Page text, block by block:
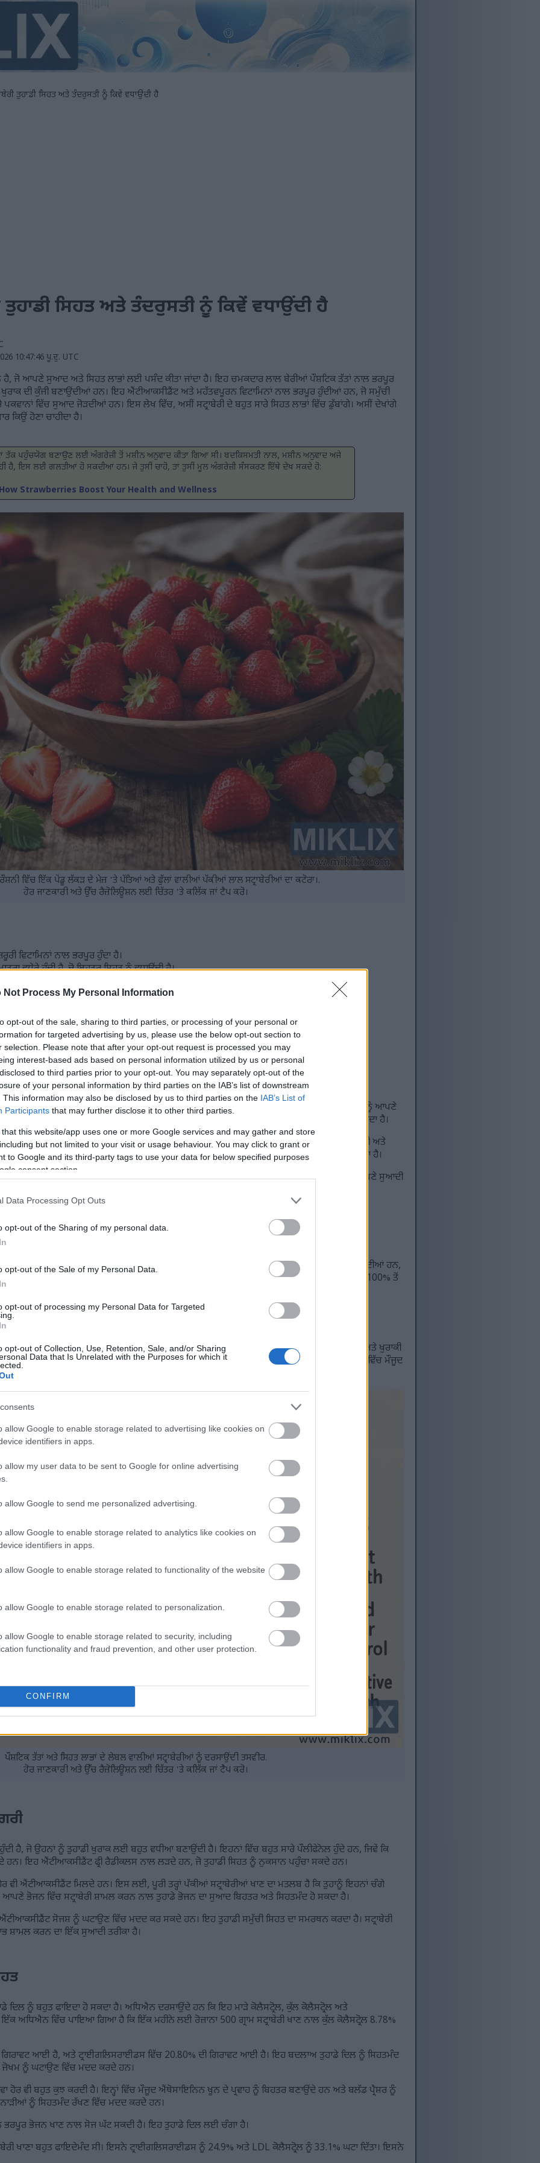
Not Process My Personal Information
opt-out of the sale, sharing to third parties, or processing of your personal or
for targeted advertising by us, please use the below opt-out section to
selection. Please note that after your opt-out request is processed you may
interest-based ads based on personal information utilized by us or personal
to third parties prior to your opt-out. You may separately opt-out of the
of your personal information by third parties on the IAB’s list of downstream
This information may also be disclosed by us to third parties on the IAB’s List of
Participants that may further disclose it to other third parties.
that this website/app uses one or more Google services and may gather and store
but not limited to your visit or usage behaviour. You may click to grant or
to Google and its third-party tags to use your data for below specified purposes
consent section.
Data Processing Opt Outs
opt-out of the Sharing of my personal data.
opt-out of the Sale of my Personal Data.
opt-out of processing my Personal Data for Targeted
opt-out of Collection, Use, Retention, Sale, and/or Sharing
Data that Is Unrelated with the Purposes for which it
allow Google to enable storage related to advertising like cookies on
identifiers in apps.
allow my user data to be sent to Google for online advertising
allow Google to send me personalized advertising.
allow Google to enable storage related to analytics like cookies on
identifiers in apps.
allow Google to enable storage related to functionality of the website
allow Google to enable storage related to personalization.
allow Google to enable storage related to security, including
functionality and fraud prevention, and other user protection.
CONFIRM
ਤੁਹਾਡੀ ਸਿਹਤ ਅਤੇ ਤੰਦਰੁਸਤੀ ਨੂੰ ਕਿਵੇਂ ਵਧਾਉਂਦੀ ਹੈ
ਤੁਹਾਡੀ ਸਿਹਤ ਅਤੇ ਤੰਦਰੁਸਤੀ ਨੂੰ ਕਿਵੇਂ ਵਧਾਉਂਦੀ ਹੈ
10:47:46 ਪੂ.ਦੁ. UTC
ਹੈ, ਜੋ ਆਪਣੇ ਸੁਆਦ ਅਤੇ ਸਿਹਤ ਲਾਭਾਂ ਲਈ ਪਸੰਦ ਕੀਤਾ ਜਾਂਦਾ ਹੈ। ਇਹ ਚਮਕਦਾਰ ਲਾਲ ਬੇਰੀਆਂ ਪੌਸ਼ਟਿਕ ਤੱਤਾਂ ਨਾਲ ਭਰਪੂਰ
ਦੀ ਕੁੰਜੀ ਬਣਾਉਂਦੀਆਂ ਹਨ। ਇਹ ਐਂਟੀਆਕਸੀਡੈਂਟ ਅਤੇ ਮਹੱਤਵਪੂਰਨ ਵਿਟਾਮਿਨਾਂ ਨਾਲ ਭਰਪੂਰ ਹੁੰਦੀਆਂ ਹਨ, ਜੋ ਸਮੁੱਚੀ
ਵਿੱਚ ਸੁਆਦ ਜੋੜਦੀਆਂ ਹਨ। ਇਸ ਲੇਖ ਵਿੱਚ, ਅਸੀਂ ਸਟ੍ਰਾਬੇਰੀ ਦੇ ਬਹੁਤ ਸਾਰੇ ਸਿਹਤ ਲਾਭਾਂ ਵਿੱਚ ਡੁੱਬਾਂਗੇ। ਅਸੀਂ ਦੇਖਾਂਗੇ
ਕਿਉਂ ਹੋਣਾ ਚਾਹੀਦਾ ਹੈ।
ਪਹੁੰਚਯੋਗ ਬਣਾਉਣ ਲਈ ਅੰਗਰੇਜ਼ੀ ਤੋਂ ਮਸ਼ੀਨ ਅਨੁਵਾਦ ਕੀਤਾ ਗਿਆ ਸੀ। ਬਦਕਿਸਮਤੀ ਨਾਲ, ਮਸ਼ੀਨ ਅਨੁਵਾਦ ਅਜੇ
ਹੈ, ਇਸ ਲਈ ਗਲਤੀਆਂ ਹੋ ਸਕਦੀਆਂ ਹਨ। ਜੇ ਤੁਸੀਂ ਚਾਹੋ, ਤਾਂ ਤੁਸੀਂ ਮੂਲ ਅੰਗਰੇਜ਼ੀ ਸੰਸਕਰਣ ਇੱਥੇ ਦੇਖ ਸਕਦੇ ਹੋ:
Strawberries Boost Your Health and Wellness
ਵਿੱਚ ਇੱਕ ਪੇਂਡੂ ਲੱਕੜ ਦੇ ਮੇਜ਼ 'ਤੇ ਪੱਤਿਆਂ ਅਤੇ ਫੁੱਲਾਂ ਵਾਲੀਆਂ ਪੱਕੀਆਂ ਲਾਲ ਸਟ੍ਰਾਬੇਰੀਆਂ ਦਾ ਕਟੋਰਾ।.
ਹੋਰ ਜਾਣਕਾਰੀ ਅਤੇ ਉੱਚ ਰੈਜ਼ੋਲਿਊਸ਼ਨ ਲਈ ਚਿੱਤਰ 'ਤੇ ਕਲਿੱਕ ਜਾਂ ਟੈਪ ਕਰੋ।
ਵਿਟਾਮਿਨਾਂ ਨਾਲ ਭਰਪੂਰ ਹੁੰਦਾ ਹੈ।
ਵਧੇਰੇ ਹੁੰਦੀ ਹੈ, ਜੋ ਬਿਹਤਰ ਸਿਹਤ ਨੂੰ ਵਧਾਉਂਦੀ ਹੈ।
ਸਿਹਤ ਨੂੰ ਵਧਾ ਸਕਦਾ ਹੈ।
ਵਿੱਚ ਸੁਧਾਰ ਦਾ ਸਮਰਥਨ ਕਰਦੀ ਹੈ।
ਮਜ਼ਬੂਤ ਕਰਨ ਵਿੱਚ ਮਦਦ ਕਰ ਸਕਦਾ ਹੈ।
ਹਨ ਜੋ ਸਮੁੱਚੀ ਸਿਹਤ ਲਈ ਫਾਇਦੇਮੰਦ ਹੁੰਦੇ ਹਨ।
ਕਰਨ ਨਾਲ ਅੰਤੜੀਆਂ ਦੀ ਸਿਹਤ ਵਿੱਚ ਸੁਧਾਰ ਹੁੰਦਾ ਹੈ।
ਸੁਆਦ ਅਤੇ ਚਮਕਦਾਰ ਲਾਲ ਰੰਗ ਲਈ ਜਾਣਿਆ ਜਾਂਦਾ ਹੈ। ਇਹ ਗੁਲਾਬ ਪਰਿਵਾਰ ਨਾਲ ਸਬੰਧਤ ਹਨ, ਜੋ ਉਹਨਾਂ ਨੂੰ ਆਪਣੇ
ਇਹ ਫਲ ਦੁਨੀਆ ਭਰ ਦੇ ਸਮਸ਼ੀਨ ਮੌਸਮ ਵਿੱਚ ਚੰਗੀ ਤਰ੍ਹਾਂ ਉੱਗਦਾ ਹੈ, ਬਹੁਤ ਸਾਰੇ ਪਕਵਾਨਾਂ ਵਿੱਚ ਪਸੰਦ ਕੀਤਾ ਜਾਂਦਾ ਹੈ।
ਹੁੰਦੀ; ਇਹ ਤੁਹਾਡੇ ਲਈ ਵੀ ਚੰਗੀਆਂ ਹੁੰਦੀਆਂ ਹਨ। ਇਨ੍ਹਾਂ ਵਿੱਚ ਕੈਲੋਰੀ ਅਤੇ ਖੰਡ ਘੱਟ ਹੁੰਦੀ ਹੈ ਪਰ ਇਹ ਵਿਟਾਮਿਨ ਸੀ ਅਤੇ
ਇਨ੍ਹਾਂ ਵਿੱਚ ਐਂਟੀਆਕਸੀਡੈਂਟ ਹੁੰਦੇ ਹਨ। ਇਹ ਇਨ੍ਹਾਂ ਨੂੰ ਸਿਹਤਮੰਦ ਸਨੈਕ ਲਈ ਇੱਕ ਵਧੀਆ ਵਿਕਲਪ ਬਣਾਉਂਦਾ ਹੈ।
ਉਗਾ ਰਹੇ ਹਨ। ਅੱਜ, ਇਹ ਦੁਨੀਆ ਭਰ ਵਿੱਚ ਸਭ ਤੋਂ ਵੱਧ ਪਸੰਦ ਕੀਤੇ ਜਾਣ ਵਾਲੇ ਬੇਰੀਆਂ ਵਿੱਚੋਂ ਇੱਕ ਹਨ। ਇਹਨਾਂ ਨੂੰ ਆਪਣੇ ਸੁਆਦੀ
ਹੈ।
ਪ੍ਰੋਫਾਈਲ
ਹੈ, ਜੋ ਉਹਨਾਂ ਨੂੰ ਇੱਕ ਸੁਆਦੀ ਅਤੇ ਸਿਹਤਮੰਦ ਸਨੈਕ ਬਣਾਉਂਦੀ ਹੈ। ਇੱਕ ਕੱਪ ਸਰਵਿੰਗ ਵਿੱਚ ਲਗਭਗ 45 ਕੈਲੋਰੀਆਂ ਹੁੰਦੀਆਂ ਹਨ,
ਇਹ ਵਿਟਾਮਿਨ ਸੀ ਦਾ ਇੱਕ ਵਧੀਆ ਸਰੋਤ ਵੀ ਹਨ, ਜੋ ਤੁਹਾਨੂੰ ਇੱਕ ਸਰਵਿੰਗ ਵਿੱਚ ਤੁਹਾਡੀਆਂ ਰੋਜ਼ਾਨਾ ਜ਼ਰੂਰਤਾਂ ਦਾ 100% ਤੋਂ
ਸਿਹਤਮੰਦ ਚਮੜੀ ਅਤੇ ਸਮੁੱਚੀ ਸਿਹਤ ਲਈ ਮਹੱਤਵਪੂਰਨ ਹੈ। ਸਟ੍ਰਾਬੇਰੀ ਵਿੱਚ ਮੈਂਗਨੀਜ਼ ਵੀ ਹੁੰਦਾ ਹੈ, ਜੋ ਹੱਡੀਆਂ ਅਤੇ
ਵਿੱਚ ਫੋਲੇਟ ਸੈੱਲ ਵਿਕਾਸ ਅਤੇ ਟਿਸ਼ੂ ਮੁਰੰਮਤ ਦਾ ਸਮਰਥਨ ਕਰਦਾ ਹੈ, ਜੋ ਹਰ ਉਮਰ ਦੇ ਲੋਕਾਂ ਨੂੰ ਲਾਭ ਪਹੁੰਚਾਉਂਦਾ ਹੈ।
ਨੂੰ ਕੰਟਰੋਲ ਕਰਨ ਵਿੱਚ ਮਦਦ ਕਰਦਾ ਹੈ ਅਤੇ ਦਿਲ ਦੀ ਸਿਹਤ ਦਾ ਸਮਰਥਨ ਕਰਦਾ ਹੈ। ਸਟ੍ਰਾਬੇਰੀ ਐਂਟੀਆਕਸੀਡੈਂਟ ਅਤੇ ਖੁਰਾਕੀ
ਆਕਸੀਡੇਟਿਵ ਤਣਾਅ ਨਾਲ ਲੜਦੇ ਹਨ, ਜਿਸ ਨਾਲ ਪੁਰਾਣੀਆਂ ਬਿਮਾਰੀਆਂ ਹੋ ਸਕਦੀਆਂ ਹਨ। ਸਟ੍ਰਾਬੇਰੀ ਵਿੱਚ ਮੌਜੂਦ
ਹੈ ਅਤੇ ਬਲੱਡ ਸ਼ੂਗਰ ਦੇ ਪੱਧਰ ਨੂੰ ਕੰਟਰੋਲ ਕਰਨ ਵਿੱਚ ਮਦਦ ਕਰਦਾ ਹੈ।
ਪੌਸ਼ਟਿਕ ਤੱਤਾਂ ਅਤੇ ਸਿਹਤ ਲਾਭਾਂ ਦੇ ਲੇਬਲ ਵਾਲੀਆਂ ਸਟ੍ਰਾਬੇਰੀਆਂ ਨੂੰ ਦਰਸਾਉਂਦੀ ਤਸਵੀਰ.
ਹੋਰ ਜਾਣਕਾਰੀ ਅਤੇ ਉੱਚ ਰੈਜ਼ੋਲਿਊਸ਼ਨ ਲਈ ਚਿੱਤਰ 'ਤੇ ਕਲਿੱਕ ਜਾਂ ਟੈਪ ਕਰੋ।
ਹੈ, ਜੋ ਉਹਨਾਂ ਨੂੰ ਤੁਹਾਡੀ ਖੁਰਾਕ ਲਈ ਬਹੁਤ ਵਧੀਆ ਬਣਾਉਂਦੀ ਹੈ। ਇਹਨਾਂ ਵਿੱਚ ਬਹੁਤ ਸਾਰੇ ਪੌਲੀਫੇਨੋਲ ਹੁੰਦੇ ਹਨ, ਜਿਵੇਂ ਕਿ
ਇਹ ਐਂਟੀਆਕਸੀਡੈਂਟ ਫ੍ਰੀ ਰੈਡੀਕਲਸ ਨਾਲ ਲੜਦੇ ਹਨ, ਜੋ ਤੁਹਾਡੀ ਸਿਹਤ ਨੂੰ ਨੁਕਸਾਨ ਪਹੁੰਚਾ ਸਕਦੇ ਹਨ।
ਵੀ ਐਂਟੀਆਕਸੀਡੈਂਟ ਮਿਲਦੇ ਹਨ। ਇਸ ਲਈ, ਪੂਰੀ ਤਰ੍ਹਾਂ ਪੱਕੀਆਂ ਸਟ੍ਰਾਬੇਰੀਆਂ ਖਾਣ ਦਾ ਮਤਲਬ ਹੈ ਕਿ ਤੁਹਾਨੂੰ ਇਹਨਾਂ ਚੰਗੇ
ਆਪਣੇ ਭੋਜਨ ਵਿੱਚ ਸਟ੍ਰਾਬੇਰੀ ਸ਼ਾਮਲ ਕਰਨ ਨਾਲ ਤੁਹਾਡੇ ਭੋਜਨ ਦਾ ਸੁਆਦ ਬਿਹਤਰ ਅਤੇ ਸਿਹਤਮੰਦ ਹੋ ਸਕਦਾ ਹੈ।
ਸੋਜਸ਼ ਨੂੰ ਘਟਾਉਣ ਵਿੱਚ ਮਦਦ ਕਰ ਸਕਦੇ ਹਨ। ਇਹ ਤੁਹਾਡੀ ਸਮੁੱਚੀ ਸਿਹਤ ਦਾ ਸਮਰਥਨ ਕਰਦਾ ਹੈ। ਸਟ੍ਰਾਬੇਰੀ
ਸ਼ਾਮਲ ਕਰਨ ਦਾ ਇੱਕ ਸੁਆਦੀ ਤਰੀਕਾ ਹੈ।
ਦਿਲ ਨੂੰ ਬਹੁਤ ਫਾਇਦਾ ਹੋ ਸਕਦਾ ਹੈ। ਅਧਿਐਨ ਦਰਸਾਉਂਦੇ ਹਨ ਕਿ ਇਹ ਮਾੜੇ ਕੋਲੈਸਟ੍ਰੋਲ, ਕੁੱਲ ਕੋਲੈਸਟ੍ਰੋਲ ਅਤੇ
ਅਧਿਐਨ ਵਿੱਚ ਪਾਇਆ ਗਿਆ ਹੈ ਕਿ ਇੱਕ ਮਹੀਨੇ ਲਈ ਰੋਜ਼ਾਨਾ 500 ਗ੍ਰਾਮ ਸਟ੍ਰਾਬੇਰੀ ਖਾਣ ਨਾਲ ਕੁੱਲ ਕੋਲੈਸਟ੍ਰੋਲ 8.78%
ਆਈ ਹੈ, ਅਤੇ ਟ੍ਰਾਈਗਲਿਸਰਾਈਡਸ ਵਿੱਚ 20.80% ਦੀ ਗਿਰਾਵਟ ਆਈ ਹੈ। ਇਹ ਬਦਲਾਅ ਤੁਹਾਡੇ ਦਿਲ ਨੂੰ ਸਿਹਤਮੰਦ
ਜੋਖਮ ਨੂੰ ਘਟਾਉਣ ਵਿੱਚ ਮਦਦ ਕਰਦੇ ਹਨ।
ਹੋਰ ਵੀ ਬਹੁਤ ਕੁਝ ਕਰਦੀ ਹੈ। ਇਨ੍ਹਾਂ ਵਿੱਚ ਮੌਜੂਦ ਐਂਥੋਸਾਇਨਿਨ ਖੂਨ ਦੇ ਪ੍ਰਵਾਹ ਨੂੰ ਬਿਹਤਰ ਬਣਾਉਂਦੇ ਹਨ ਅਤੇ ਬਲੱਡ ਪ੍ਰੈਸ਼ਰ ਨੂੰ
ਨੂੰ ਸਿਹਤਮੰਦ ਰੱਖਣ ਵਿੱਚ ਮਦਦ ਕਰਦੇ ਹਨ।
ਭੋਜਨ ਖਾਣ ਨਾਲ ਸੋਜ ਘੱਟ ਸਕਦੀ ਹੈ। ਇਹ ਤੁਹਾਡੇ ਦਿਲ ਲਈ ਚੰਗਾ ਹੈ।
ਖਾਣਾ ਬਹੁਤ ਫਾਇਦੇਮੰਦ ਸੀ। ਇਸਨੇ ਟ੍ਰਾਈਗਲਿਸਰਾਈਡਸ ਨੂੰ 24.9% ਅਤੇ LDL ਕੋਲੈਸਟ੍ਰੋਲ ਨੂੰ 33.1% ਘਟਾ ਦਿੱਤਾ। ਇਸਨੇ